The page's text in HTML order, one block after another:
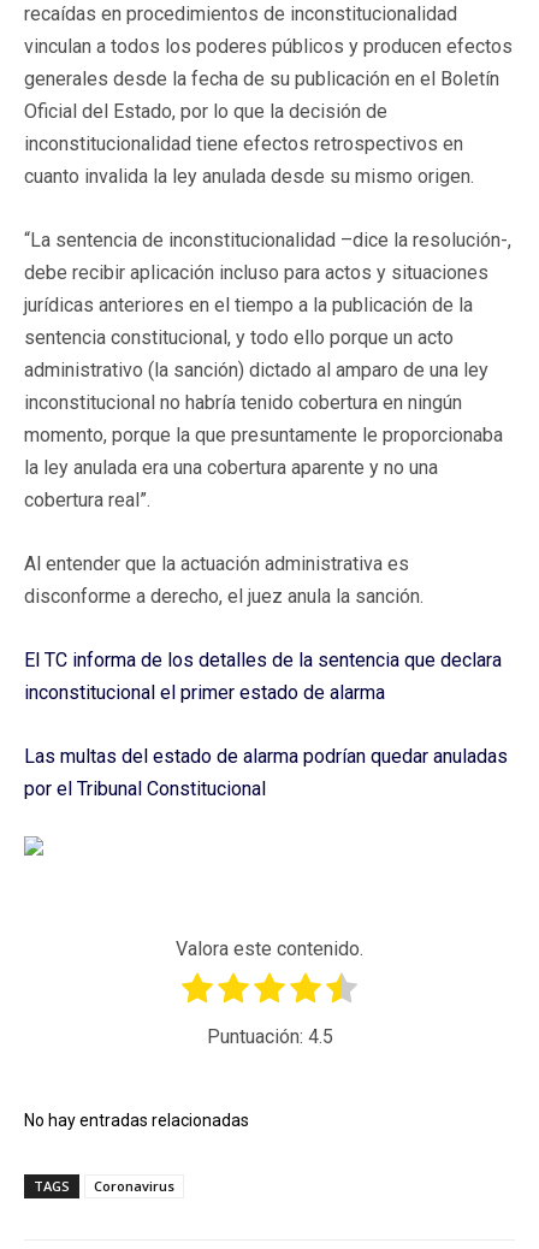
recaídas en procedimientos de inconstitucionalidad
vinculan a todos los poderes públicos y producen efectos
generales desde la fecha de su publicación en el Boletín
Oficial del Estado, por lo que la decisión de
inconstitucionalidad tiene efectos retrospectivos en
cuanto invalida la ley anulada desde su mismo origen.
“La sentencia de inconstitucionalidad –dice la resolución-,
debe recibir aplicación incluso para actos y situaciones
jurídicas anteriores en el tiempo a la publicación de la
sentencia constitucional, y todo ello porque un acto
administrativo (la sanción) dictado al amparo de una ley
inconstitucional no habría tenido cobertura en ningún
momento, porque la que presuntamente le proporcionaba
la ley anulada era una cobertura aparente y no una
cobertura real”.
Al entender que la actuación administrativa es
disconforme a derecho, el juez anula la sanción.
El TC informa de los detalles de la sentencia que declara
inconstitucional el primer estado de alarma
Las multas del estado de alarma podrían quedar anuladas
por el Tribunal Constitucional
Valora este contenido.
Puntuación: 4.5
No hay entradas relacionadas
TAGS Coronavirus